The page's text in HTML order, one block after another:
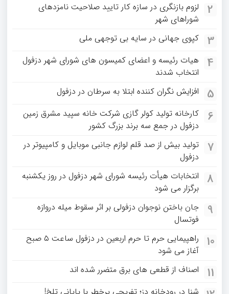
2
لزوم بازنگری در سازه کار تایید صلاحیت نامزدهای
شوراهای شهر
3 کپوی جهانی در سایه بی توجهی ملی
4
هیات رئیسه و اعضای کمیسون های شورای شهر دزفول
انتخاب شدند
5 افزایش نگران کننده ابتلا به سرطان در دزفول
6
کارخانه تولید کولر گازی شرکت خانه سپید مشرق زمین
دزفول در جمع سه برند بزرگ کشور
7
تولید بیش از صد قلم لوازم جانبی موبایل و کامپیوتر در
دزفول
8
انتخابات هیأت رئیسه شورای شهر دزفول در روز یکشنبه
برگزار می شود
9
جان باختن نوجوان دزفولی بر اثر سقوط میله دروازه
فوتسال
10
راهپیمایی حرم تا حرم اربعین در دزفول ساعت ۵ صبح
آغاز می شود
11 اصناف از قطعی های برق متضرر شده اند